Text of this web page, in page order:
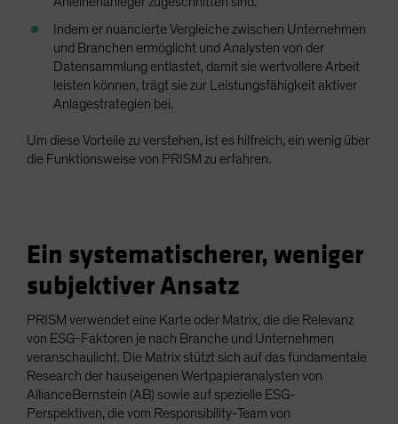
Indem er nuancierte Vergleiche zwischen Unternehmen
und Branchen ermöglicht und Analysten von der
Datensammlung entlastet, damit sie wertvollere Arbeit
leisten können, trägt sie zur Leistungsfähigkeit aktiver
Anlagestrategien bei.
Um diese Vorteile zu verstehen, ist es hilfreich, ein wenig über
die Funktionsweise von PRISM zu erfahren.
Ein systematischerer, weniger
subjektiver Ansatz
PRISM verwendet eine Karte oder Matrix, die die Relevanz
von ESG-Faktoren je nach Branche und Unternehmen
veranschaulicht. Die Matrix stützt sich auf das fundamentale
Research der hauseigenen Wertpapieranalysten von
AllianceBernstein (AB) sowie auf spezielle ESG-
Perspektiven, die vom Responsibility-Team von